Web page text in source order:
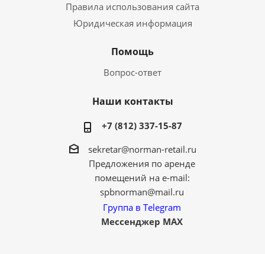
Правила использования сайта
Юридическая информация
Помощь
Вопрос-ответ
Наши контакты
+7 (812) 337-15-87
sekretar@norman-retail.ru
Предложения по аренде
помещений на e-mail:
spbnorman@mail.ru
Группа в Telegram
Мессенджер MAX